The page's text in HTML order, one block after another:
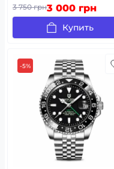
3 750 грн3 000 грн
Купить
-5%